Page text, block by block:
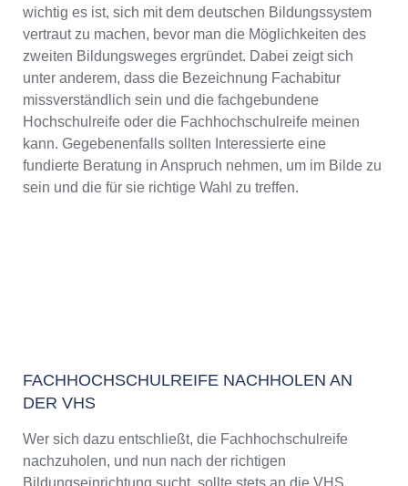
wichtig es ist, sich mit dem deutschen Bildungssystem
vertraut zu machen, bevor man die Möglichkeiten des
zweiten Bildungsweges ergründet. Dabei zeigt sich
unter anderem, dass die Bezeichnung Fachabitur
missverständlich sein und die fachgebundene
Hochschulreife oder die Fachhochschulreife meinen
kann. Gegebenenfalls sollten Interessierte eine
fundierte Beratung in Anspruch nehmen, um im Bilde zu
sein und die für sie richtige Wahl zu treffen.
FACHHOCHSCHULREIFE NACHHOLEN AN
DER VHS
Wer sich dazu entschließt, die Fachhochschulreife
nachzuholen, und nun nach der richtigen